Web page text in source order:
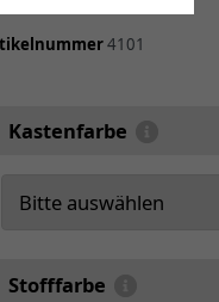
4101
Kastenfarbe
Stofffarbe